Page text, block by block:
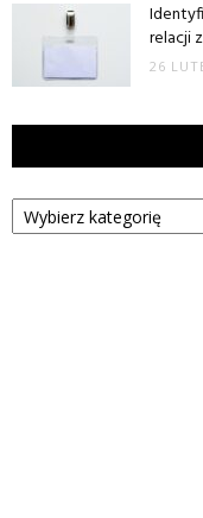
relacji
26
Kategorie